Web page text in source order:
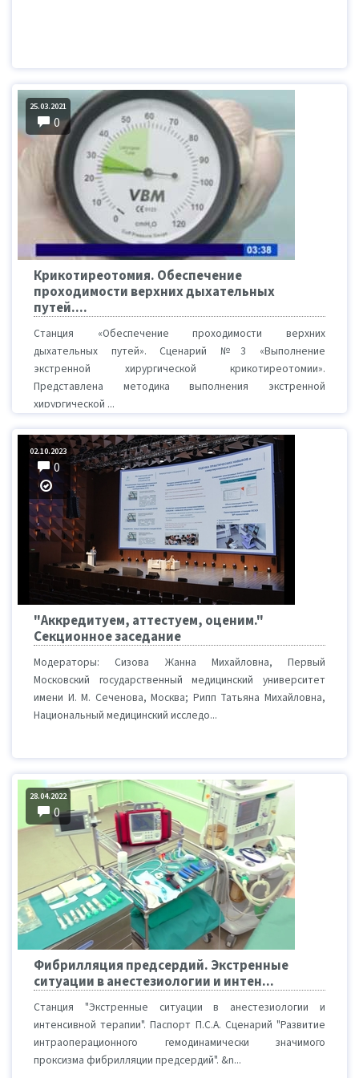
25.03.2021
0
Крикотиреотомия. Обеспечение
проходимости верхних дыхательных
путей....
Станция «Обеспечение проходимости верхних
дыхательных путей». Сценарий №3 «Выполнение
экстренной хирургической крикотиреотомии».
Представлена методика выполнения экстренной
хирургической ...
02.10.2023
0
"Аккредитуем, аттестуем, оценим."
Секционное заседание
Модераторы: Сизова Жанна Михайловна, Первый
Московский государственный медицинский университет
имени И. М. Сеченова, Москва; Рипп Татьяна Михайловна,
Национальный медицинский исследо...
28.04.2022
0
Фибрилляция предсердий. Экстренные
ситуации в анестезиологии и интен...
Станция "Экстренные ситуации в анестезиологии и
интенсивной терапии". Паспорт П.С.А. Сценарий "Развитие
интраоперационного гемодинамически значимого
проксизма фибрилляции предсердий". &n...